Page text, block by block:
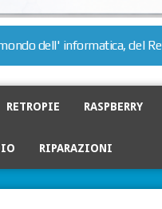
dell' informatica, del
RETROPIE RASPBERRY
RIPARAZIONI